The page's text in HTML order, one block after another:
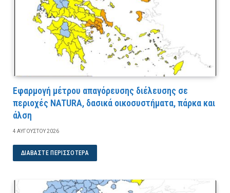
Εφαρμογή μέτρου απαγόρευσης διέλευσης σε
περιοχές NATURA, δασικά οικοσυστήματα, πάρκα και
άλση
4 ΑΥΓΟΎΣΤΟΥ 2026
ΔΙΑΒΆΣΤΕ ΠΕΡΙΣΣΌΤΕΡΑ